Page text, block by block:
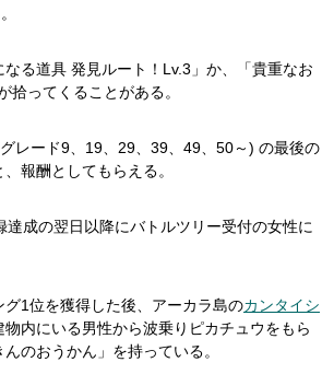
なる道具 発見ルート！Lv.3」か、「貴重なお
拾ってくることがある。
レード9、19、29、39、49、50～) の最後の
報酬としてもらえる。
達成の翌日以降にバトルツリー受付の女性に
グ1位を獲得した後、アーカラ島のカンタイシ
内にいる男性から波乗りピカチュウをもら
のおうかん」を持っている。